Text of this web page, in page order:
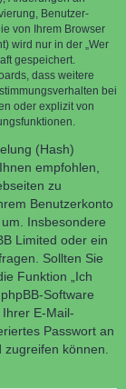
Benutzer-
von Ihrem Browser
wird nur in der „Wer
gespeichert.
dass weitere
bei
oder explizit von
(Hash)
empfohlen,
zu
Benutzerkonto
Insbesondere
Limited oder ein
Sollten Sie
Funktion „Ich
Software
E-Mail-
Passwort an
können.